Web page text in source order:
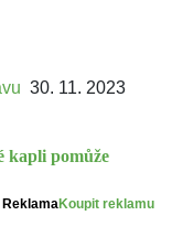
30. 11. 2023
kapli pomůže
ReklamaKoupit reklamu